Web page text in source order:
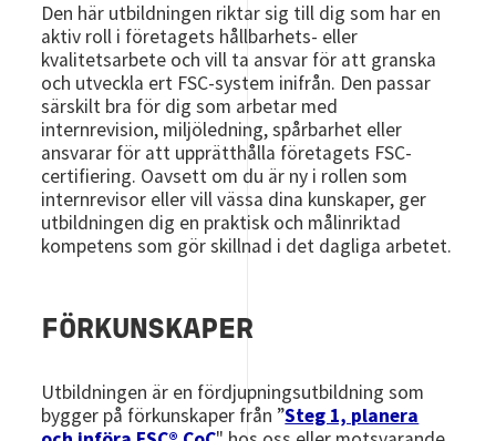
Den här utbildningen riktar sig till dig som har en
aktiv roll i företagets hållbarhets- eller
kvalitetsarbete och vill ta ansvar för att granska
och utveckla ert FSC-system inifrån. Den passar
särskilt bra för dig som arbetar med
internrevision, miljöledning, spårbarhet eller
ansvarar för att upprätthålla företagets FSC-
certifiering. Oavsett om du är ny i rollen som
internrevisor eller vill vässa dina kunskaper, ger
utbildningen dig en praktisk och målinriktad
kompetens som gör skillnad i det dagliga arbetet.
FÖRKUNSKAPER
Utbildningen är en fördjupningsutbildning som
bygger på förkunskaper från ”Steg 1, planera